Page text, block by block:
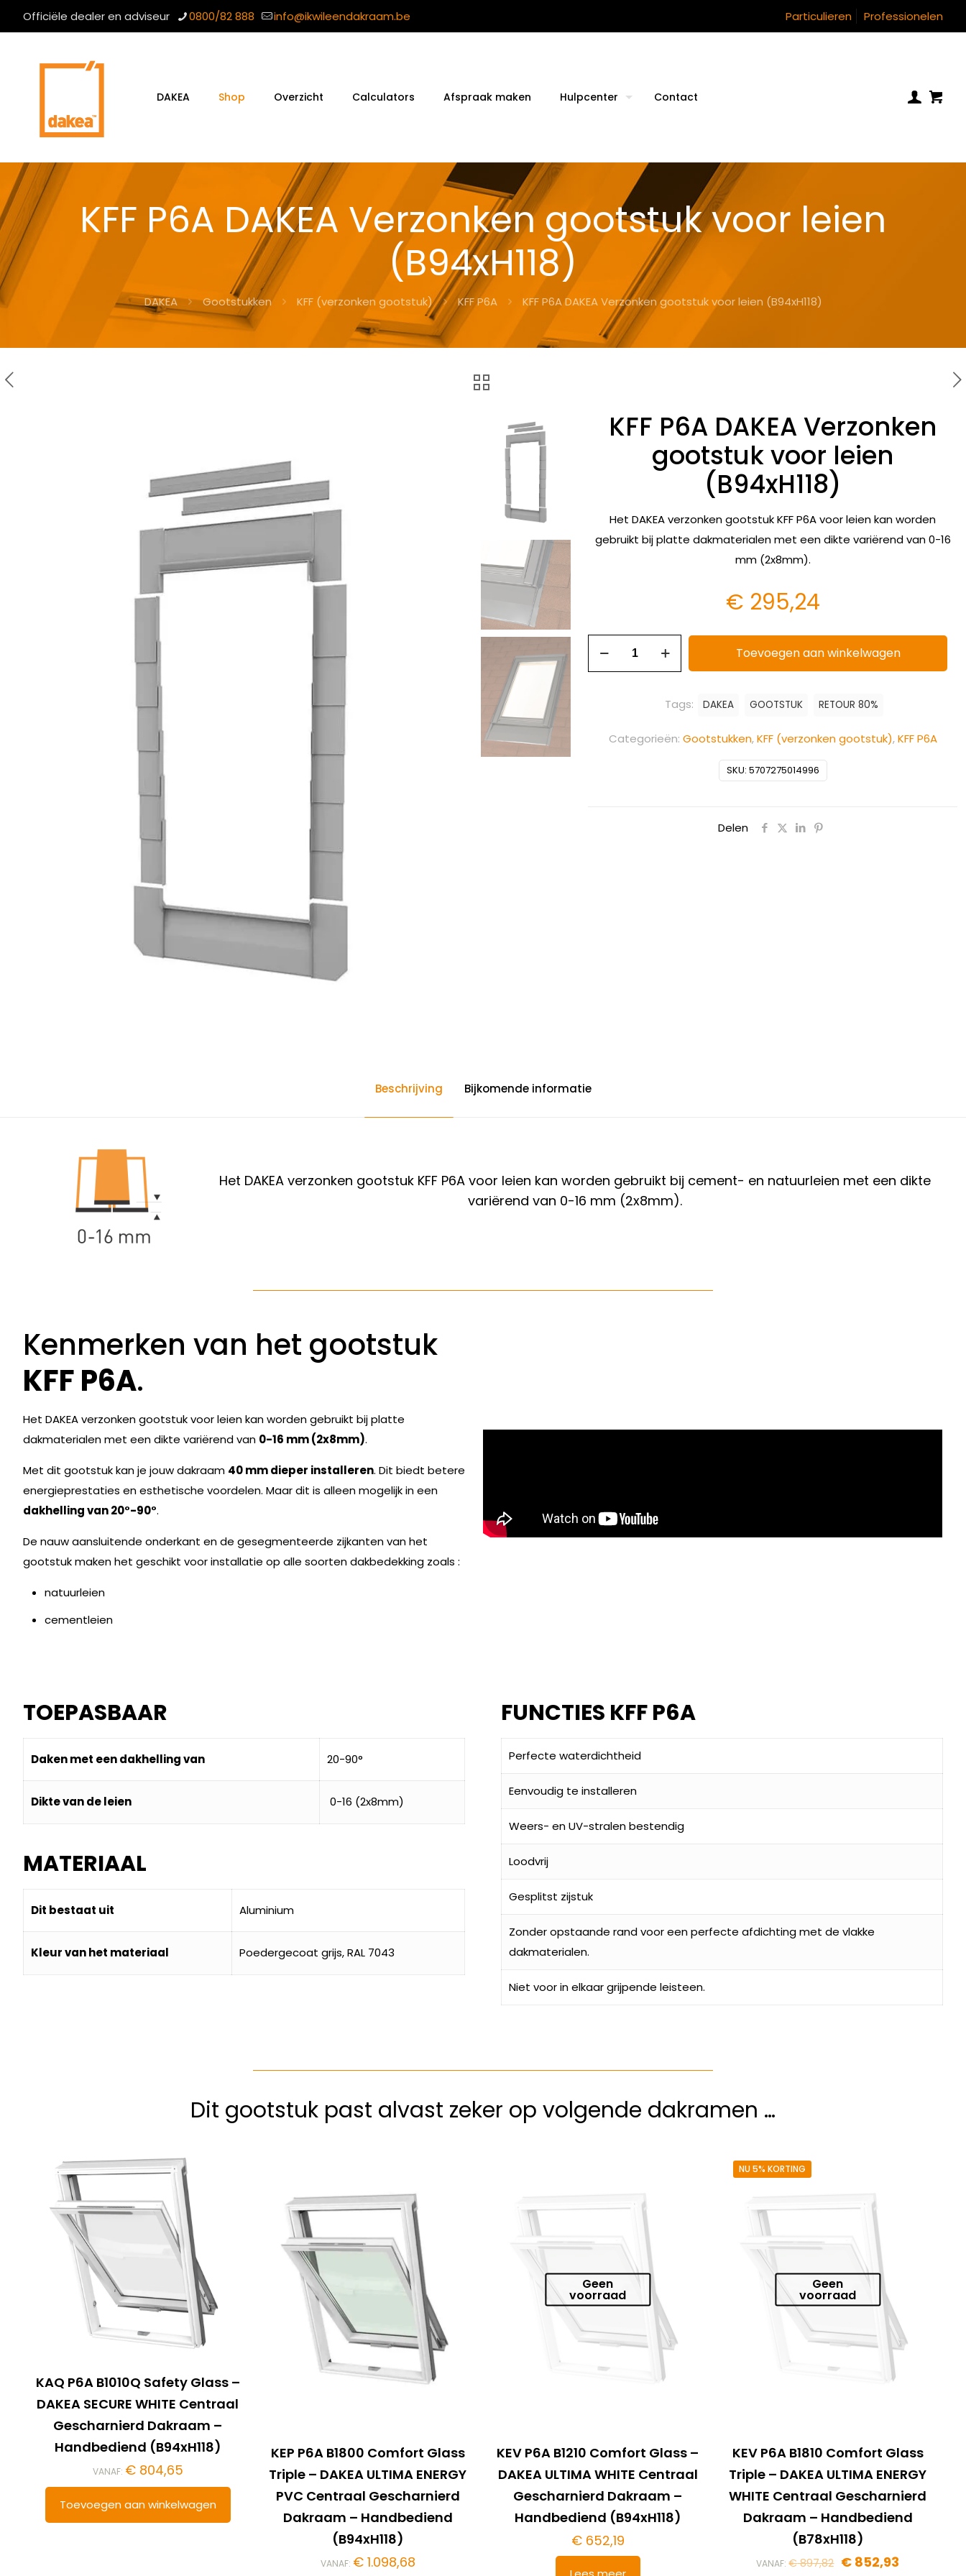
Officiële dealer en adviseur 0800/82 888 info@ikwileendakraam.be Particulieren Professionelen
DAKEA Shop Overzicht Calculators Afspraak maken Hulpcenter Contact
KFF P6A DAKEA Verzonken gootstuk voor leien
(B94xH118)
DAKEA Gootstukken KFF (verzonken gootstuk) KFF P6A KFF P6A DAKEA Verzonken gootstuk voor leien (B94xH118)
KFF P6A DAKEA Verzonken
gootstuk voor leien
(B94xH118)
Het DAKEA verzonken gootstuk KFF P6A voor leien kan worden
gebruikt bij platte dakmaterialen met een dikte variërend van 0-16
mm (2x8mm).
€ 295,24
Toevoegen aan winkelwagen
SKU: 5707275014996
Categorieën: Gootstukken,KFF (verzonken gootstuk),KFF P6A
Tags: DAKEA GOOTSTUK RETOUR 80%
Delen
Beschrijving Bijkomende informatie
Het DAKEA verzonken gootstuk KFF P6A voor leien kan worden gebruikt bij cement- en natuurleien met een dikte
variërend van 0-16 mm (2x8mm).
Kenmerken van het gootstuk
KFF P6A.
Het DAKEA verzonken gootstuk voor leien kan worden gebruikt bij platte
dakmaterialen met een dikte variërend van 0-16 mm (2x8mm).
Met dit gootstuk kan je jouw dakraam 40 mm dieper installeren. Dit biedt betere
energieprestaties en esthetische voordelen. Maar dit is alleen mogelijk in een
dakhelling van 20°-90°.
De nauw aansluitende onderkant en de gesegmenteerde zijkanten van het
gootstuk maken het geschikt voor installatie op alle soorten dakbedekking zoals :
natuurleien
cementleien
TOEPASBAAR
Daken met een dakhelling van 20-90°
Dikte van de leien 0-16 (2x8mm)
MATERIAAL
Dit bestaat uit Aluminium
Kleur van het materiaal Poedergecoat grijs, RAL 7043
FUNCTIES KFF P6A
Perfecte waterdichtheid
Eenvoudig te installeren
Weers- en UV-stralen bestendig
Loodvrij
Gesplitst zijstuk
Zonder opstaande rand voor een perfecte afdichting met de vlakke
dakmaterialen.
Niet voor in elkaar grijpende leisteen.
Dit gootstuk past alvast zeker op volgende dakramen …
KAQ P6A B1010Q Safety Glass –
DAKEA SECURE WHITE Centraal
Gescharnierd Dakraam –
Handbediend (B94xH118)
VANAF: €804,65
Toevoegen aan winkelwagen
KEP P6A B1800 Comfort Glass
Triple – DAKEA ULTIMA ENERGY
PVC Centraal Gescharnierd
Dakraam – Handbediend
(B94xH118)
VANAF: €1.098,68
Geen
voorraad
KEV P6A B1210 Comfort Glass –
DAKEA ULTIMA WHITE Centraal
Gescharnierd Dakraam –
Handbediend (B94xH118)
€652,19
NU 5% KORTING
Geen
voorraad
KEV P6A B1810 Comfort Glass
Triple – DAKEA ULTIMA ENERGY
WHITE Centraal Gescharnierd
Dakraam – Handbediend
(B78xH118)
VANAF:€897,82 € 852,93